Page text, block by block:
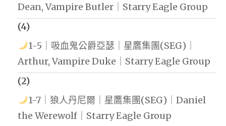
Dean, Vampire Butler｜Starry Eagle Group
(4)
1-5｜吸血鬼公爵亞瑟｜星鷹集團(SEG)｜
Arthur, Vampire Duke｜Starry Eagle Group
(2)
1-7｜狼人丹尼爾｜星鷹集團(SEG)｜Daniel
the Werewolf｜Starry Eagle Group